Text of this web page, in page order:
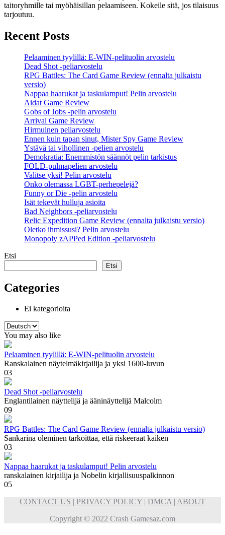
taitoryhmille tai myöhäisillan pelaamiseen. Kokeile sitä, jos tilaisuus
tarjoutuu.
Recent Posts
Pelaaminen tyylillä: E-WIN-pelituolin arvostelu
Dead Shot -peliarvostelu
RPG Battles: The Card Game Review (ennalta julkaistu
versio)
Nappaa haarukat ja taskulamput! Pelin arvostelu
Aidat Game Review
Gobs of Jobs -pelin arvostelu
Arrival Game Review
Hirmuinen peliarvostelu
Ennen kuin tapan sinut, Mister Spy Game Review
Ystävä tai vihollinen -pelien arvostelu
Demokratia: Enemmistön säännöt pelin tarkistus
FOLD-pulmapelien arvostelu
Valitse yksi! Pelin arvostelu
Onko olemassa LGBT-perhepelejä?
Funny or Die -pelin arvostelu
Isät tekevät hulluja asioita
Bad Neighbors -peliarvostelu
Relic Expedition Game Review (ennalta julkaistu versio)
Oletko ihmissusi? Pelin arvostelu
Monopoly zAPPed Edition -peliarvostelu
Etsi
Etsi
Categories
Ei kategorioita
Valitse
kieli
You may also like
Pelaaminen tyylillä: E-WIN-pelituolin arvostelu
Ranskalainen näytelmäkirjailija ja yksi 1600-luvun
03
Dead Shot -peliarvostelu
Englantilainen näyttelijä ja ääninäyttelijä Malcolm
09
RPG Battles: The Card Game Review (ennalta julkaistu versio)
Sankarina oleminen tarkoittaa, että riskeeraat kaiken
03
Nappaa haarukat ja taskulamput! Pelin arvostelu
ranskalainen kirjailija ja Nobelin kirjallisuuspalkinnon
05
CONTACT US
PRIVACY POLICY DMCA ABOUT
Copyright © 2022 Crash Gamesaz.com